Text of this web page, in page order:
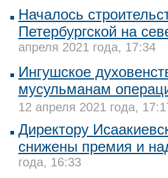
Началось
Петербургской на
апреля 2021 года, 17:34
Ингушское
мусульманам
12 апреля 2021 года,
Директору
снижены премия и
года, 16:33